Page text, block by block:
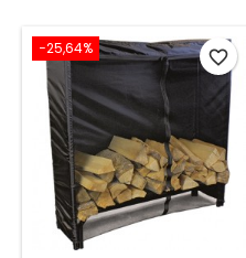
−25,64% favorite_border